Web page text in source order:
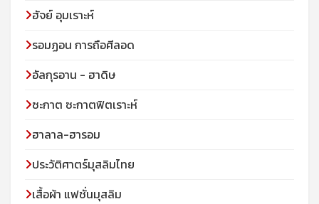
ฮัจย์ อุมเราะห์
รอมฏอน การถือศีลอด
อัลกุรอาน - ฮาดิษ
ซะกาต ซะกาตฟิตเราะห์
ฮาลาล-ฮารอม
ประวัติศาตร์มุสลิมไทย
เสื้อผ้า แฟชั่นมุสลิม